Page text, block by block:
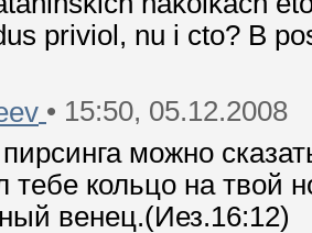
priviol, nu i cto? B
• 15:50, 05.12.2008
можно
тебе кольцо на твой
венец.(Иез.16:12)